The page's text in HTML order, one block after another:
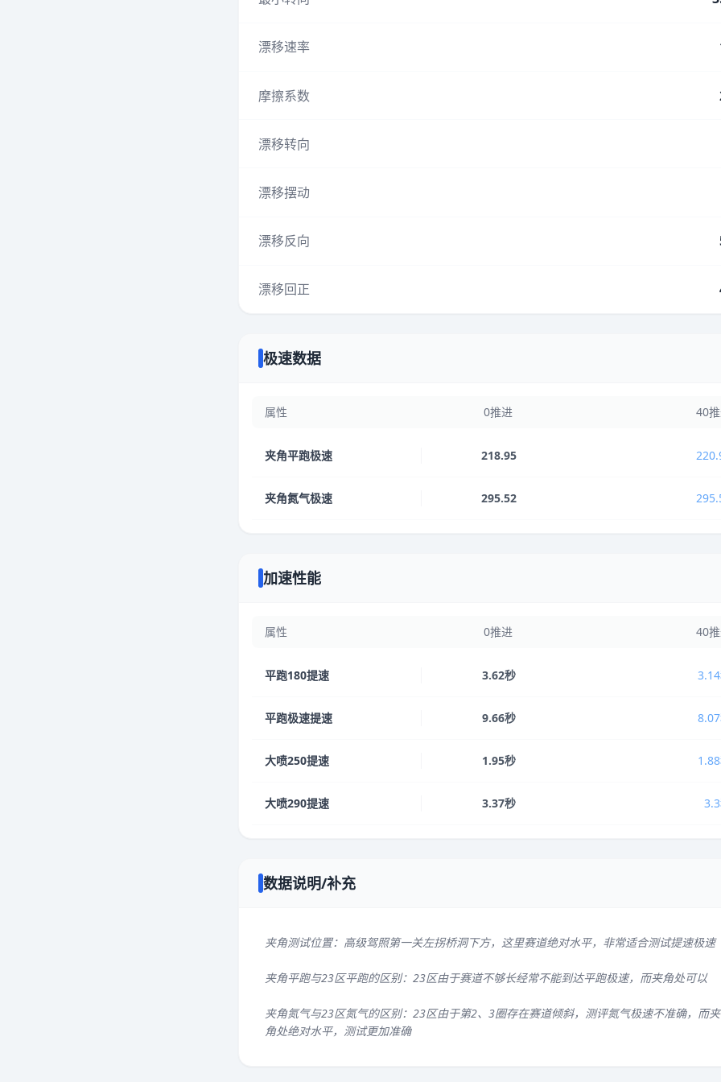
漂移速率
摩擦系数
漂移转向
漂移摆动
漂移反向
漂移回正
极速数据
属性 0推进 40
夹角平跑极速 218.95
夹角氮气极速 295.52
加速性能
属性 0推进 40
平跑180提速 3.62秒
平跑极速提速 9.66秒
大喷250提速 1.95秒
大喷290提速 3.37秒
数据说明/补充
夹角测试位置：高级驾照第一关左拐桥洞下方，这里赛道绝对水平，非常适合测试提速极速
夹角平跑与23区平跑的区别：23区由于赛道不够长经常不能到达平跑极速，而夹角处可以
夹角氮气与23区氮气的区别：23区由于第2、3圈存在赛道倾斜，测评氮气极速不准确，而夹
角处绝对水平，测试更加准确